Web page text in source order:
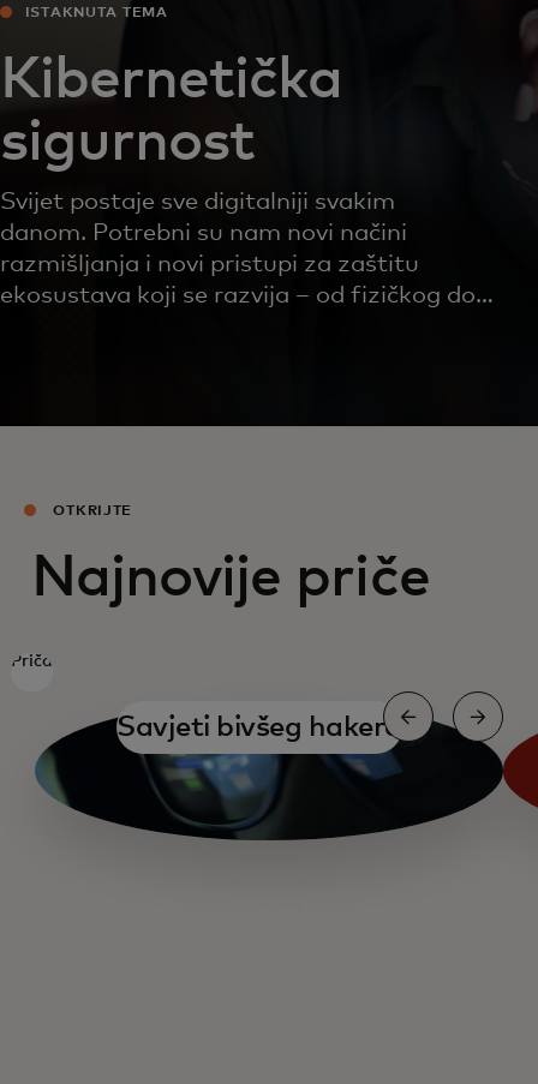
ISTAKNUTA TEMA
Kibernetička
sigurnost
Svijet postaje sve digitalniji svakim
danom. Potrebni su nam novi načini
razmišljanja i novi pristupi za zaštitu
ekosustava koji se razvija – od fizičkog do
OTKRIJTE
Najnovije priče
Priča
Savjeti bivšeg hakera